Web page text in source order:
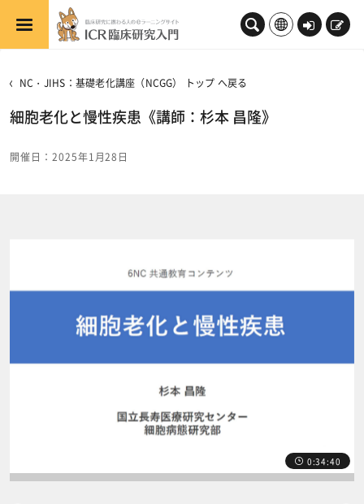
メインコンテンツへスキップする
ロ
新
NC・JIHS：基礎老化講座（NCGG） トップ へ戻る
細胞老化と慢性疾患《講師：杉本 昌隆》
開催日：2025年1月28日
0:34:40